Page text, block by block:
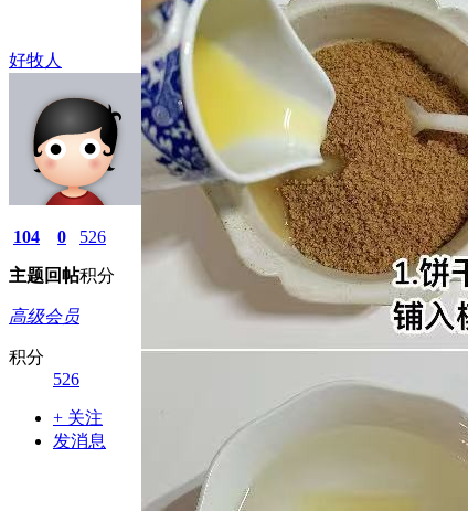
好牧人
104
主题
0
回帖
526
积分
高级会员
积分
526
+ 关注
发消息